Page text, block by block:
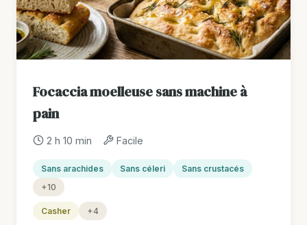
Focaccia moelleuse sans machine à
pain
2 h 10 min Facile
Sans arachides Sans céleri
Sans crustacés
+10
Casher +4